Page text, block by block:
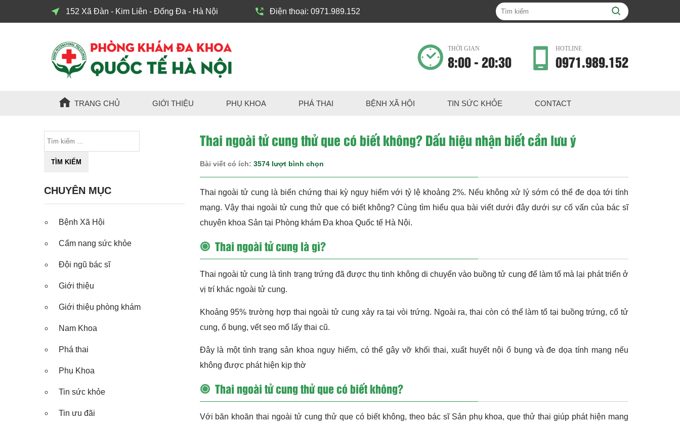
152 Xã Đàn - Kim Liên - Đống Đa - Hà Nội Điện thoại: 0971.989.152
THỜI GIAN
8:00 - 20:30
HOTLINE
0971.989.152
TRANG CHỦ GIỚI THIỆU PHỤ KHOA PHÁ THAI BỆNH XÃ HỘI TIN SỨC KHỎE CONTACT
CHUYÊN MỤC
Bệnh Xã Hội
Cẩm nang sức khỏe
Đội ngũ bác sĩ
Giới thiệu
Giới thiệu phòng khám
Nam Khoa
Phá thai
Phụ Khoa
Tin sức khỏe
Tin ưu đãi
Thai ngoài tử cung thử que có biết không? Dấu hiệu nhận biết cần lưu ý
Bài viết có ích: 3574 lượt bình chọn
Thai ngoài tử cung là biến chứng thai kỳ nguy hiểm với tỷ lệ khoảng 2%. Nếu không xử lý sớm có thể đe dọa tới tính
mạng. Vậy thai ngoài tử cung thử que có biết không? Cùng tìm hiểu qua bài viết dưới đây dưới sự cố vấn của bác sĩ
chuyên khoa Sản tại Phòng khám Đa khoa Quốc tế Hà Nội.
Thai ngoài tử cung là gì?
Thai ngoài tử cung là tình trạng trứng đã được thụ tinh không di chuyển vào buồng tử cung để làm tổ mà lại phát triển ở
vị trí khác ngoài tử cung.
Khoảng 95% trường hợp thai ngoài tử cung xảy ra tại vòi trứng. Ngoài ra, thai còn có thể làm tổ tại buồng trứng, cổ tử
cung, ổ bụng, vết sẹo mổ lấy thai cũ.
Đây là một tình trạng sản khoa nguy hiểm, có thể gây vỡ khối thai, xuất huyết nội ổ bụng và đe dọa tính mạng nếu
không được phát hiện kịp thờ
Thai ngoài tử cung thử que có biết không?
Với băn khoăn thai ngoài tử cung thử que có biết không, theo bác sĩ Sản phụ khoa, que thử thai giúp phát hiện mang